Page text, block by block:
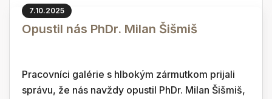
7.10.2025
Opustil nás PhDr. Milan Šišmiš
Pracovníci galérie s hlbokým zármutkom prijali
správu, že nás navždy opustil PhDr. Milan Šišmiš,